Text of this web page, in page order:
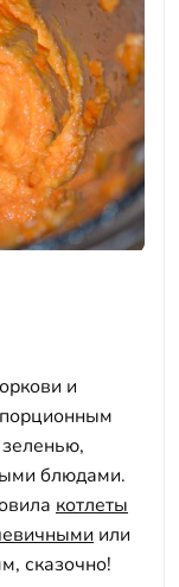
и
блюдами.
котлеты
или
сказочно!